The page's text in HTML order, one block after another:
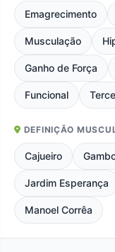
Emagrecimento
Musculação
Ganho de Força
Funcional
DEFINIÇÃO
Cajueiro
Jardim Esperança
Manoel Corrêa